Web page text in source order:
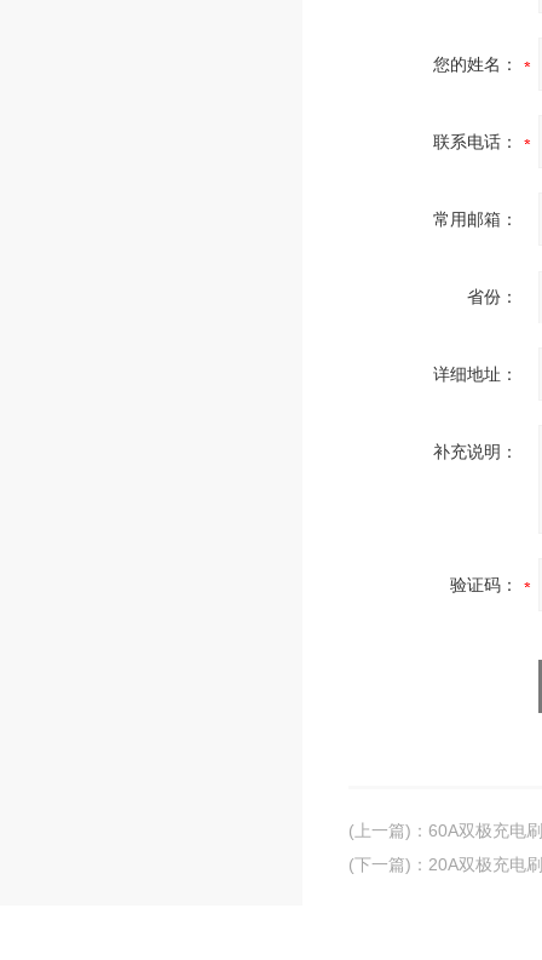
您的姓名：
联系电话：
常用邮箱：
省份：
详细地址：
补充说明：
验证码：
(上一篇) ： 60A双极充电
(下一篇) ： 20A双极充电刷